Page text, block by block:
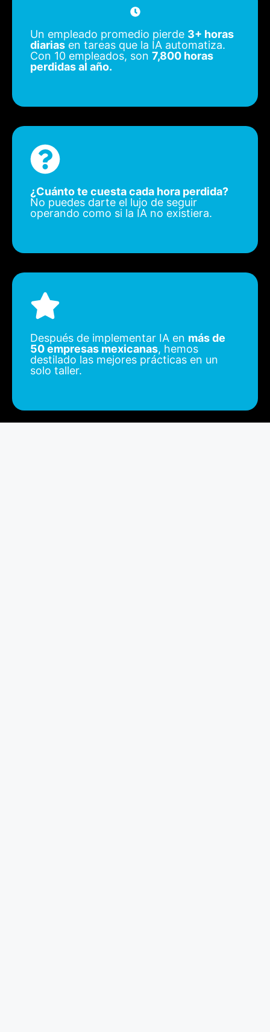
Un empleado promedio pierde 3+ horas
diarias en tareas que la IA automatiza.
Con 10 empleados, son 7,800 horas
perdidas al año.
¿Cuánto te cuesta cada hora perdida?
No puedes darte el lujo de seguir
operando como si la IA no existiera.
Después de implementar IA en más de
50 empresas mexicanas, hemos
destilado las mejores prácticas en un
solo taller.